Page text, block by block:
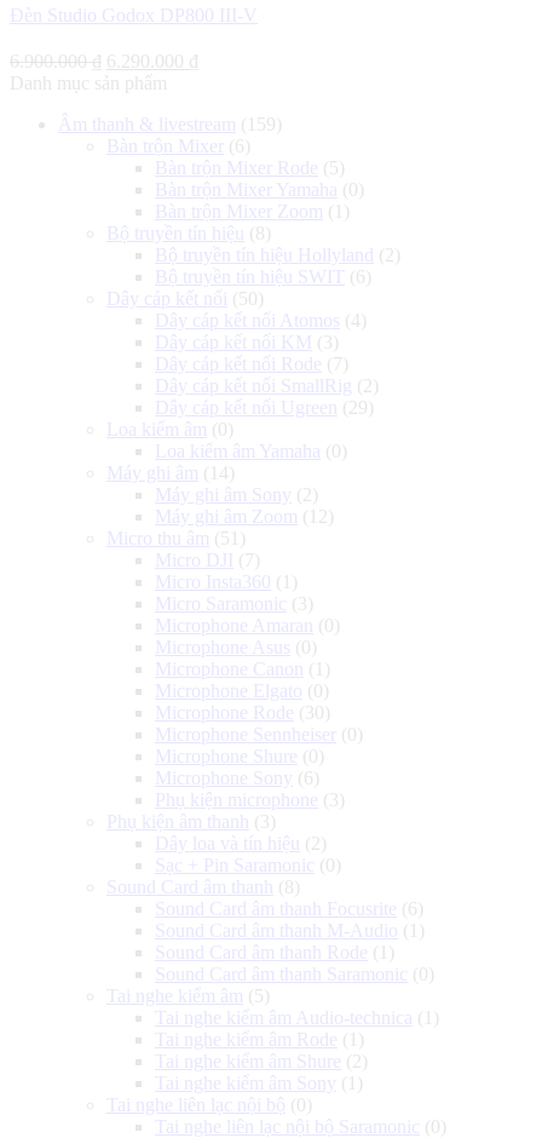
Đèn Studio Godox DP800 III-V
6.900.000₫ Giá
gốc
6.900.000 ₫.
6.290.000 ₫
là:
6.290.000 ₫.
Danh mục sản phẩm
Âm thanh & livestream (159)
Bàn trộn Mixer
(6)
Bàn trộn Mixer Rode (5)
Bàn trộn Mixer Yamaha (0)
Bàn trộn Mixer Zoom (1)
Bộ truyền tín hiệu
(8)
Bộ truyền tín hiệu Hollyland
(2)
Bộ truyền tín hiệu SWIT (6)
Dây cáp kết nối (50)
Dây cáp kết nối Atomos (4)
Dây cáp kết nối KM (3)
Dây cáp kết nối Rode (7)
Dây cáp kết nối SmallRig (2)
Dây cáp kết nối Ugreen
(29)
Loa kiểm âm (0)
Loa kiểm âm Yamaha (0)
Máy ghi âm (14)
Máy ghi âm Sony (2)
Máy ghi âm Zoom (12)
Micro thu âm (51)
Micro DJI (7)
Micro Insta360 (1)
Micro Saramonic (3)
Microphone Amaran
(0)
Microphone Asus (0)
Microphone Canon
(1)
Microphone Elgato (0)
Microphone Rode (30)
Microphone Sennheiser
(0)
Microphone Shure (0)
Microphone Sony (6)
Phụ kiện microphone (3)
Phụ kiện âm thanh
(3)
Dây loa và tín hiệu
(2)
Sạc + Pin Saramonic (0)
Sound Card âm thanh
(8)
Sound Card âm thanh Focusrite (6)
Sound Card âm thanh M-Audio (1)
Sound Card âm thanh Rode (1)
Sound Card âm thanh Saramonic (0)
Tai nghe kiểm âm (5)
Tai nghe kiểm âm Audio-technica (1)
Tai nghe kiểm âm Rode (1)
Tai nghe kiểm âm Shure (2)
Tai nghe kiểm âm Sony (1)
Tai nghe liên lạc nội bộ (0)
Tai nghe liên lạc nội bộ Saramonic (0)